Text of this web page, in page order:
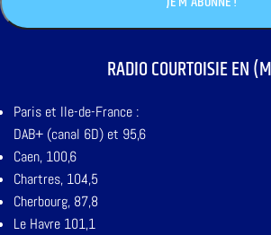
RADIO COURTOISIE EN
Paris et Ile-de-France :
DAB+ (canal 6D) et 95,6
Caen, 100,6
Chartres, 104,5
Cherbourg, 87,8
Le Havre 101,1